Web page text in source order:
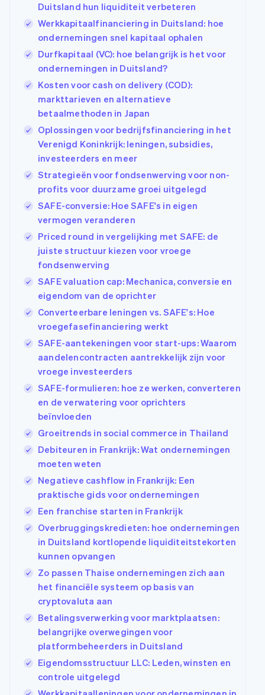
Duitsland hun liquiditeit verbeteren
Werkkapitaalfinanciering in Duitsland: hoe
ondernemingen snel kapitaal ophalen
Durfkapitaal (VC): hoe belangrijk is het voor
ondernemingen in Duitsland?
Kosten voor cash on delivery (COD):
markttarieven en alternatieve
betaalmethoden in Japan
Oplossingen voor bedrijfsfinanciering in het
Verenigd Koninkrijk: leningen, subsidies,
investeerders en meer
Strategieën voor fondsenwerving voor non-
profits voor duurzame groei uitgelegd
SAFE-conversie: Hoe SAFE's in eigen
vermogen veranderen
Priced round in vergelijking met SAFE: de
juiste structuur kiezen voor vroege
fondsenwerving
SAFE valuation cap: Mechanica, conversie en
eigendom van de oprichter
Converteerbare leningen vs. SAFE's: Hoe
vroegefasefinanciering werkt
SAFE-aantekeningen voor start-ups: Waarom
aandelencontracten aantrekkelijk zijn voor
vroege investeerders
SAFE-formulieren: hoe ze werken, converteren
en de verwatering voor oprichters
beïnvloeden
Groeitrends in social commerce in Thailand
Debiteuren in Frankrijk: Wat ondernemingen
moeten weten
Negatieve cashflow in Frankrijk: Een
praktische gids voor ondernemingen
Een franchise starten in Frankrijk
Overbruggingskredieten: hoe ondernemingen
in Duitsland kortlopende liquiditeitstekorten
kunnen opvangen
Zo passen Thaise ondernemingen zich aan
het financiële systeem op basis van
cryptovaluta aan
Betalingsverwerking voor marktplaatsen:
belangrijke overwegingen voor
platformbeheerders in Duitsland
Eigendomsstructuur LLC: Leden, winsten en
controle uitgelegd